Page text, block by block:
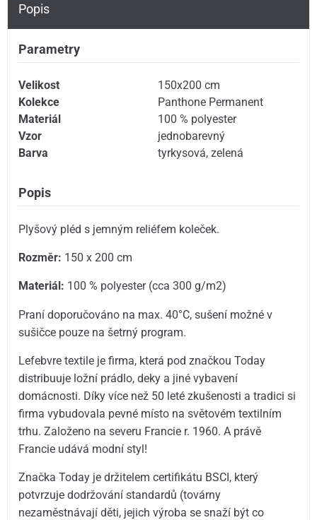
Popis
Parametry
Velikost
150x200 cm
Kolekce
Panthone Permanent
Materiál
100 % polyester
Vzor
jednobarevný
Barva
tyrkysová,zelená
Popis
Plyšový pléd s jemným reliéfem koleček.
Rozměr: 150 x 200 cm
Materiál: 100 % polyester (cca 300 g/m2)
Praní doporučováno na max. 40°C, sušení možné v
sušičce pouze na šetrný program.
Lefebvre textile je firma, která pod značkou Today
distribuuje ložní prádlo, deky a jiné vybavení
domácnosti. Díky více než 50 leté zkušenosti a tradici si
firma vybudovala pevné místo na světovém textilním
trhu. Založeno na severu Francie r. 1960. A právě
Francie udává modní styl!
Značka Today je držitelem certifikátu BSCI, který
potvrzuje dodržování standardů (továrny
nezaměstnávají děti, jejich výroba se snaží být co